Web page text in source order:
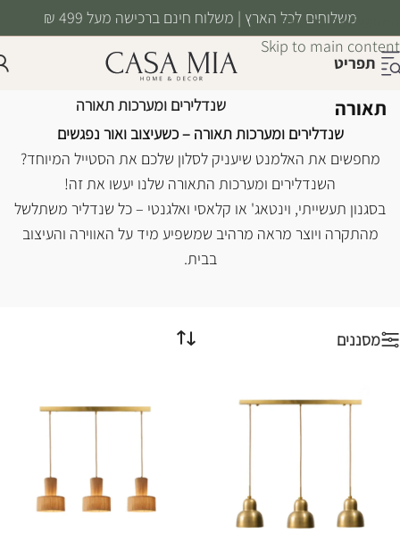
Skip to navigation
Skip to main content
משלוחים לכל הארץ | משלוח חינם ברכישה מעל 499 ₪
תפריט
שנדלירים ומערכות
תאורה
עמוד הבית/תאורה/
שנדלירים ומערכות תאורה
שנדלירים ומערכות תאורה – כשעיצוב ואור נפגשים
מחפשים את האלמנט שיעניק לסלון שלכם את הסטייל המיוחד?
השנדלירים ומערכות התאורה שלנו יעשו את זה!
בסגנון תעשייתי, וינטאג' או קלאסי ואלגנטי – כל שנדליר משתלשל
מהתקרה ויוצר מראה מרהיב שמשפיע מיד על האווירה והעיצוב
בבית.
מסננים